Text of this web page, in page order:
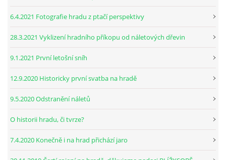
6.4.2021 Fotografie hradu z ptačí perspektivy
28.3.2021 Vyklizení hradního příkopu od náletových dřevin
9.1.2021 První letošní sníh
12.9.2020 Historicky první svatba na hradě
9.5.2020 Odstranění náletů
O historii hradu, či tvrze?
7.4.2020 Konečně i na hrad přichází jaro